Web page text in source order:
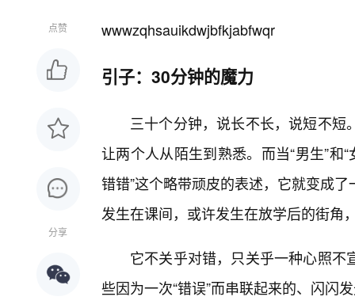
点赞
分享
wwwzqhsauikdwjbfkjabfwqr
引子：30分钟的魔力
三十个分钟，说长不长，说短不
让两个人从陌生到熟悉。而当“男生”和
错错”这个略带顽皮的表述，它就变成
发生在课间，或许发生在放学后的街角
它不关乎对错，只关乎一种心照
些因为一次“错误”而串联起来的、闪闪